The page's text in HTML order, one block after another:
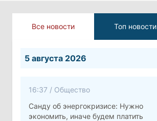
Все новости Топ новости
5 августа 2026
16:37 / Общество
Санду об энергокризисе: Нужно
экономить, иначе будем платить